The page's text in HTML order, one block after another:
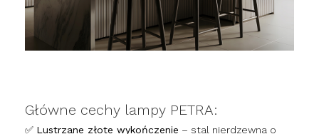
Główne cechy lampy PETRA:
✅ Lustrzane złote wykończenie – stal nierdzewna o